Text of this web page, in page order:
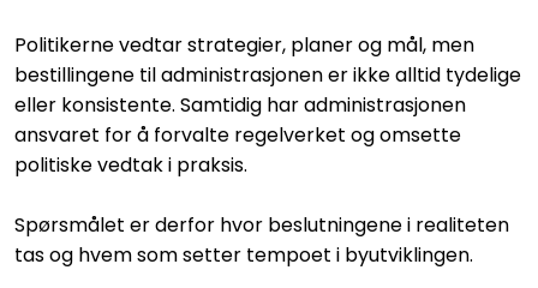
Politikerne vedtar strategier, planer og mål, men
bestillingene til administrasjonen er ikke alltid tydelige
eller konsistente. Samtidig har administrasjonen
ansvaret for å forvalte regelverket og omsette
politiske vedtak i praksis.
Spørsmålet er derfor hvor beslutningene i realiteten
tas og hvem som setter tempoet i byutviklingen.